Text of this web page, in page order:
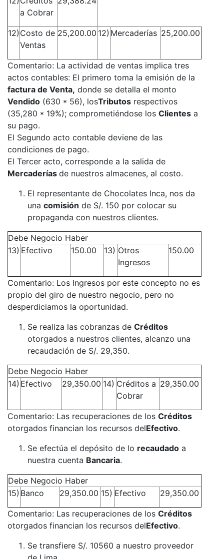
a Cobrar
12) Costo de
Ventas
25,200.00 12) Mercaderías 25,200.00
Comentario: La actividad de ventas implica tres
actos contables: El primero toma la emisión de la
factura de Venta, donde se detalla el monto
Vendido (630 * 56), losTributos respectivos
(35,280 * 19%); comprometiéndose los Clientes a
su pago.
El Segundo acto contable deviene de las
condiciones de pago.
El Tercer acto, corresponde a la salida de
Mercaderías de nuestros almacenes, al costo.
El representante de Chocolates Inca, nos da
una comisión de S/. 150 por colocar su
propaganda con nuestros clientes.
Debe Negocio Haber
13) Efectivo 150.00 13) Otros
Ingresos
150.00
Comentario: Los Ingresos por este concepto no es
propio del giro de nuestro negocio, pero no
desperdiciamos la oportunidad.
Se realiza las cobranzas de Créditos
otorgados a nuestros clientes, alcanzo una
recaudación de S/. 29,350.
Debe Negocio Haber
14) Efectivo 29,350.00 14) Créditos a
Cobrar
29,350.00
Comentario: Las recuperaciones de los Créditos
otorgados financian los recursos delEfectivo.
Se efectúa el depósito de lo recaudado a
nuestra cuenta Bancaria.
Debe Negocio Haber
15) Banco 29,350.00 15) Efectivo 29,350.00
Comentario: Las recuperaciones de los Créditos
otorgados financian los recursos delEfectivo.
Se transfiere S/. 10560 a nuestro proveedor